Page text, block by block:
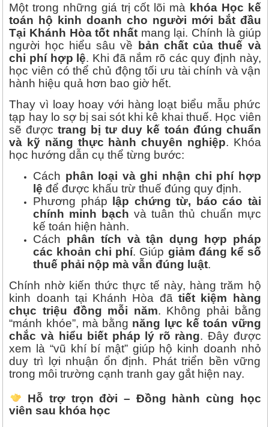
Một trong những giá trị cốt lõi mà khóa Học kế
toán hộ kinh doanh cho người mới bắt đầu
Tại Khánh Hòa tốt nhất mang lại. Chính là giúp
người học hiểu sâu về
bản chất của thuế và
chi phí hợp lệ. Khi đã nắm rõ các quy định này,
học viên có thể chủ động tối ưu tài chính và vận
hành hiệu quả hơn bao giờ hết.
Thay vì loay hoay với hàng loạt biểu mẫu phức
tạp hay lo sợ bị sai sót khi kê khai thuế. Học viên
sẽ đượctrang bị tư duy kế toán đúng chuẩn
và kỹ năng thực hành chuyên nghiệp. Khóa
học hướng dẫn cụ thể từng bước:
Cách phân loại và ghi nhận chi phí hợp
lệ để được khấu trừ thuế đúng quy định.
Phương pháp
lập chứng từ, báo cáo tài
chính minh bạch và tuân thủ chuẩn mực
kế toán hiện hành.
Cách phân tích và tận dụng hợp pháp
các khoản chi phí. Giúp giảm đáng kể số
thuế phải nộp mà vẫn đúng luật.
Chính nhờ kiến thức thực tế này, hàng trăm hộ
kinh doanh tại Khánh Hòa đã tiết kiệm hàng
chục triệu đồng mỗi năm. Không phải bằng
“mánh khóe”, mà bằng năng lực kế toán vững
chắc và hiểu biết pháp lý rõ ràng. Đây được
xem là “vũ khí bí mật” giúp hộ kinh doanh nhỏ
duy trì lợi nhuận ổn định. Phát triển bền vững
trong môi trường cạnh tranh gay gắt hiện nay.
Hỗ trợ trọn đời – Đồng hành cùng học
viên sau khóa học